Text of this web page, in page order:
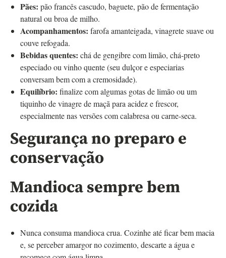
Pães: pão francês cascudo, baguete, pão de fermentação
natural ou broa de milho.
Acompanhamentos: farofa amanteigada, vinagrete suave ou
couve refogada.
Bebidas quentes: chá de gengibre com limão, chá-preto
especiado ou vinho quente (seu dulçor e especiarias
conversam bem com a cremosidade).
Equilíbrio: finalize com algumas gotas de limão ou um
tiquinho de vinagre de maçã para acidez e frescor,
especialmente nas versões com calabresa ou carne-seca.
Segurança no preparo e
conservação
Mandioca sempre bem
cozida
Nunca consuma mandioca crua. Cozinhe até ficar bem macia
e, se perceber amargor no cozimento, descarte a água e